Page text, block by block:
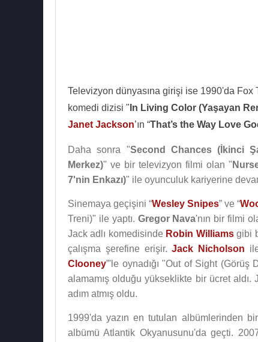
Televizyon dünyasına girişi ise 1990'da Fox
komedi dizisi " In Living Color (Yaşayan
Janet Jackson’ın “That’s the Way Love
Daha sonra "Second Chances (İkinci
Merkez)" ve bir televizyon filmi olan "
7'nin Enkazı)" ile oyunculuk kariyerine
Sinemaya geçişini “Wesley Snipes” ve “
Treni)" ile yaptı. Gregor Nava'nın bir filmi
Jack adlı komedisinde Robin Williamsgibi
çalışma şerefine erişir.Jack Nicholson
Clooney”'le oynadığı "Out of Sight
alamamış olduğu yükseklikte bir ücret
adım atmış oldu.
1999'da yazın en tutulan albümlerinden
albümü Atlantik Okyanusunu'da geçti.